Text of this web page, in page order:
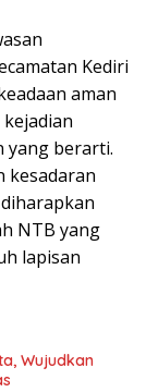
Kediri
aman
yang berarti.
kesadaran
NTB yang
lapisan
Wujudkan